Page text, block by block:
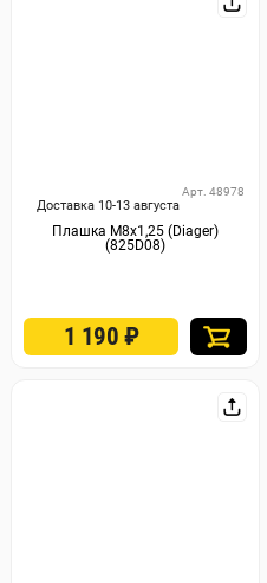
Доставка 10-13 августа
Арт. 48978
Плашка М8х1,25 (Diager)
(825D08)
1 190 ₽